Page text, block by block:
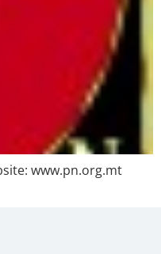
www.pn.org.mt